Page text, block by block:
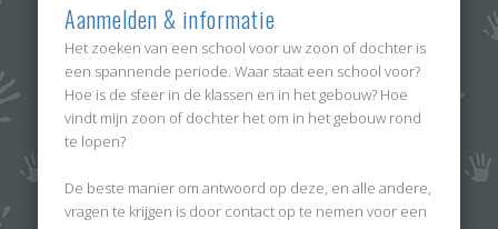
Aanmelden & informatie
Het zoeken van een school voor uw zoon of dochter is
een spannende periode. Waar staat een school voor?
Hoe is de sfeer in de klassen en in het gebouw? Hoe
vindt mijn zoon of dochter het om in het gebouw rond
te lopen?
De beste manier om antwoord op deze, en alle andere,
vragen te krijgen is door contact op te nemen voor een